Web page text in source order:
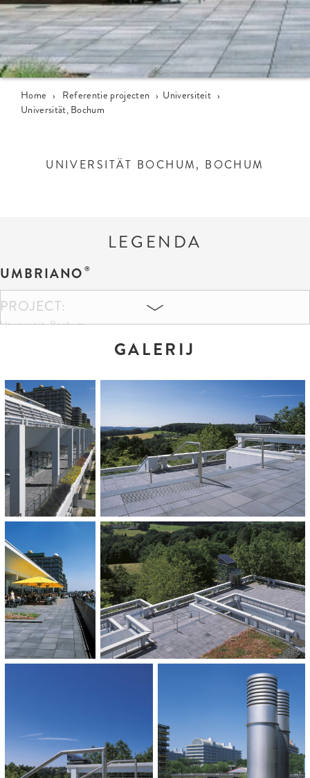
Home › Referentie projecten › Universiteit ›
Universität, Bochum
UNIVERSITÄT BOCHUM, BOCHUM
LEGENDA
UMBRIANO
PROJECT:
Universität, Bochum
KLEUREN EN FORMATEN:
Grau-anthrazit gemasert
50 x 50 x 5 cm
ARCHITECT:
HPP Architekten Hentrich-Petschnigg + Partner KG, Düsseldorf
OPDRACHTGEVER:
BLB Bau- und Liegenschaftsbetrieb NRW
HOEVEELHEID:
1.500 m²
OPLEVERING:
Universiteit
GALERIJ